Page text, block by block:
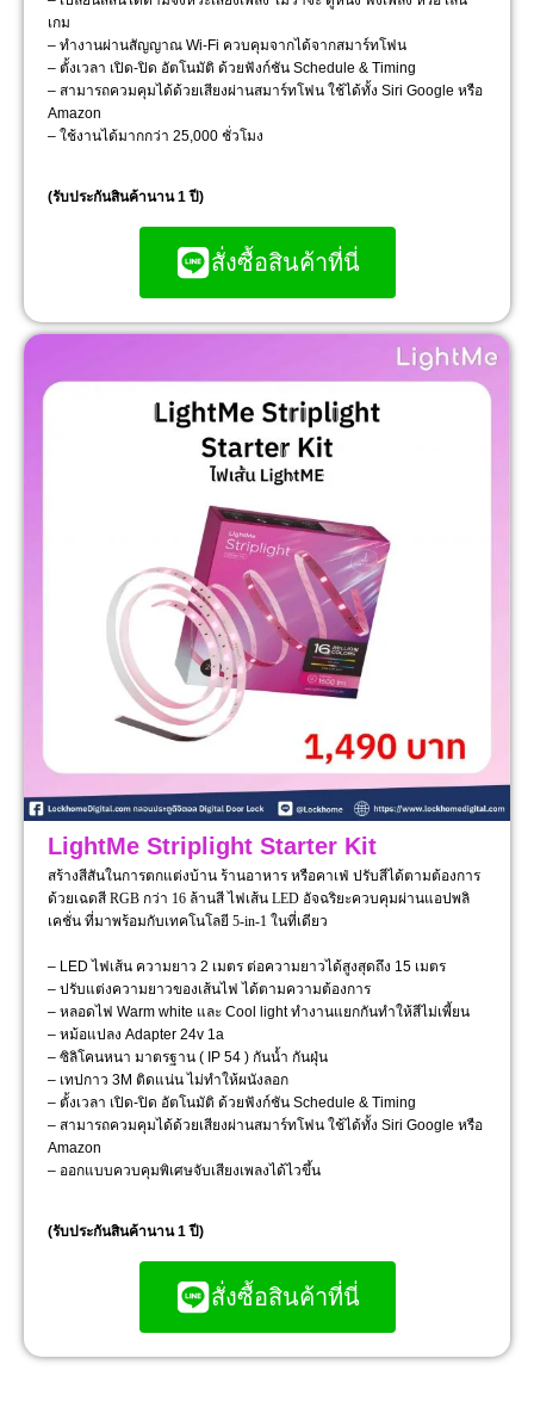
เกม
– ทำงานผ่านสัญญาณ Wi-Fi ควบคุมจากได้จากสมาร์ทโฟน
– ตั้งเวลา เปิด-ปิด อัตโนมัติ ด้วยฟังก์ชัน Schedule & Timing
– สามารถควมคุมได้ด้วยเสียงผ่านสมาร์ทโฟน ใช้ได้ทั้ง Siri Google หรือ
Amazon
– ใช้งานได้มากกว่า 25,000 ชั่วโมง
(รับประกันสินค้านาน 1 ปี)
สั่งซื้อสินค้าที่นี่
LightMe Striplight Starter Kit
สร้างสีสันในการตกแต่งบ้าน ร้านอาหาร หรือคาเฟ่ ปรับสีได้ตามต้องการ
ด้วยเฉดสี RGB กว่า 16 ล้านสี ไฟเส้น LED อัจฉริยะควบคุมผ่านแอปพลิ
เคชั่น ที่มาพร้อมกับเทคโนโลยี 5-in-1 ในที่เดียว
– LED ไฟเส้น ความยาว 2 เมตร ต่อความยาวได้สูงสุดถึง 15 เมตร
– ปรับแต่งความยาวของเส้นไฟ ได้ตามความต้องการ
– หลอดไฟ Warm white และ Cool light ทำงานแยกกันทำให้สีไม่เพี้ยน
– หม้อแปลง Adapter 24v 1a
– ซิลิโคนหนา มาตรฐาน ( IP 54 ) กันน้ำ กันฝุ่น
– เทปกาว 3M ติดแน่น ไม่ทำให้ผนังลอก
– ตั้งเวลา เปิด-ปิด อัตโนมัติ ด้วยฟังก์ชัน Schedule & Timing
– สามารถควมคุมได้ด้วยเสียงผ่านสมาร์ทโฟน ใช้ได้ทั้ง Siri Google หรือ
Amazon
– ออกแบบควบคุมพิเศษจับเสียงเพลงได้ไวขึ้น
(รับประกันสินค้านาน 1 ปี)
สั่งซื้อสินค้าที่นี่